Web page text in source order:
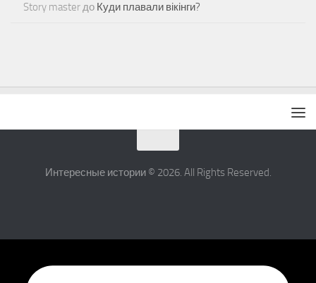
Story masterдо Куди плавали вікінги?
Интересные истории © 2026. All Rights Reserved.